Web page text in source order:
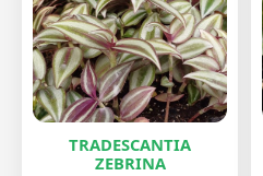
TRADESCANTIA
ZEBRINA